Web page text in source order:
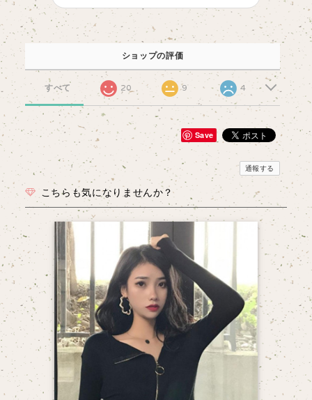
ショップの評価
すべて 20 9 4
Save
通報する
こちらも気になりませんか？